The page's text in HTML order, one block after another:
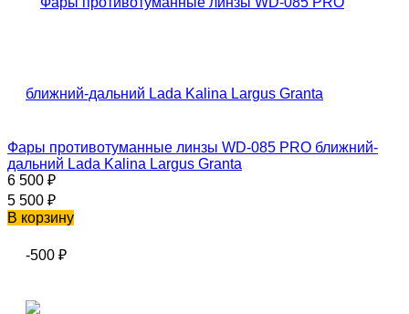
Фары противотуманные линзы WD-085 PRO ближний-
дальний Lada Kalina Largus Granta
6 500 ₽
5 500 ₽
В корзину
-500 ₽